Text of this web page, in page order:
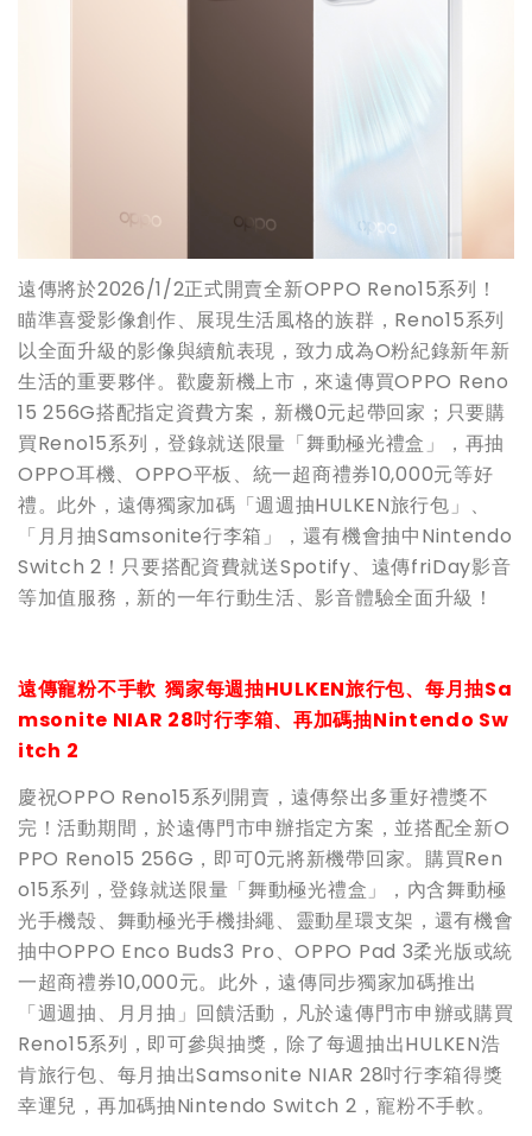
遠傳將於2026/1/2正式開賣全新OPPO Reno15系列！
瞄準喜愛影像創作、展現生活風格的族群，Reno15系列
以全面升級的影像與續航表現，致力成為O粉紀錄新年新
生活的重要夥伴。歡慶新機上市，來遠傳買OPPO Reno
15 256G搭配指定資費方案，新機0元起帶回家；只要購
買Reno15系列，登錄就送限量「舞動極光禮盒」，再抽
OPPO耳機、OPPO平板、統一超商禮券10,000元等好
禮。此外，遠傳獨家加碼「週週抽HULKEN旅行包」、
「月月抽Samsonite行李箱」，還有機會抽中Nintendo
Switch 2！只要搭配資費就送Spotify、遠傳friDay影音
等加值服務，新的一年行動生活、影音體驗全面升級！
遠傳寵粉不手軟 獨家每週抽HULKEN旅行包、每月抽Sa
msonite NIAR 28吋行李箱、再加碼抽Nintendo Sw
itch 2
慶祝OPPO Reno15系列開賣，遠傳祭出多重好禮獎不
完！活動期間，於遠傳門市申辦指定方案，並搭配全新O
PPO Reno15 256G，即可0元將新機帶回家。購買Ren
o15系列，登錄就送限量「舞動極光禮盒」，內含舞動極
光手機殼、舞動極光手機掛繩、靈動星環支架，還有機會
抽中OPPO Enco Buds3 Pro、OPPO Pad 3柔光版或統
一超商禮券10,000元。此外，遠傳同步獨家加碼推出
「週週抽、月月抽」回饋活動，凡於遠傳門市申辦或購買
Reno15系列，即可參與抽獎，除了每週抽出HULKEN浩
肯旅行包、每月抽出Samsonite NIAR 28吋行李箱得獎
幸運兒，再加碼抽Nintendo Switch 2，寵粉不手軟。